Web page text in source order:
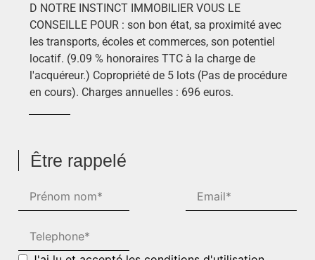
D NOTRE INSTINCT IMMOBILIER VOUS LE
CONSEILLE POUR : son bon état, sa proximité avec
les transports, écoles et commerces, son potentiel
locatif. (9.09 % honoraires TTC à la charge de
l'acquéreur.) Copropriété de 5 lots (Pas de procédure
en cours). Charges annuelles : 696 euros.
Être rappelé